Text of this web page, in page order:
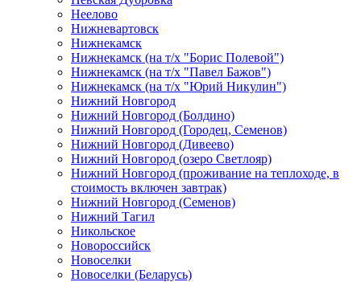
Неелово
Нижневартовск
Нижнекамск
Нижнекамск (на т/х "Борис Полевой")
Нижнекамск (на т/х "Павел Бажов")
Нижнекамск (на т/х "Юрий Никулин")
Нижний Новгород
Нижний Новгород (Болдино)
Нижний Новгород (Городец, Семенов)
Нижний Новгород (Дивеево)
Нижний Новгород (озеро Светлояр)
Нижний Новгород (проживание на теплоходе, в
стоимость включен завтрак)
Нижний Новгород (Семенов)
Нижний Тагил
Никольское
Новороссийск
Новоселки
Новоселки (Беларусь)